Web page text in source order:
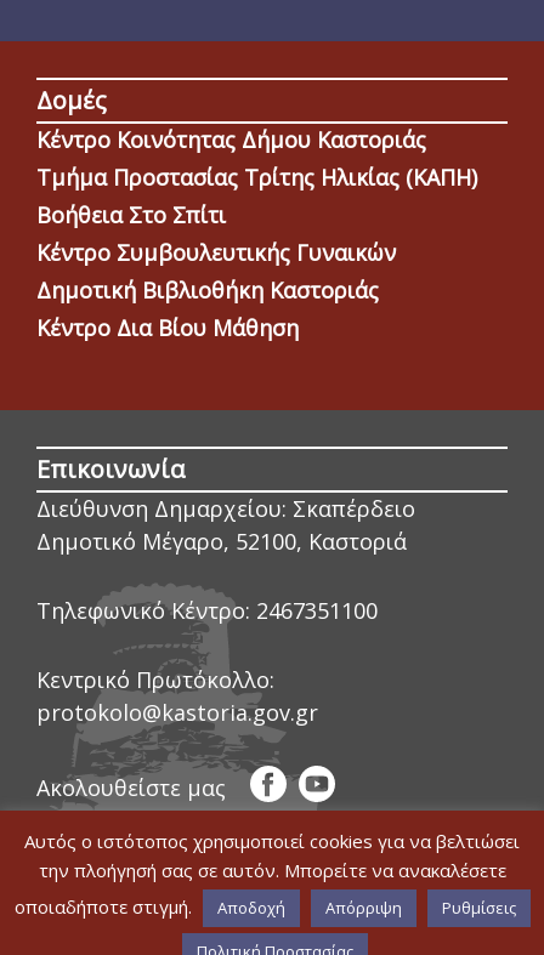
Δομές
Κέντρο Κοινότητας Δήμου Καστοριάς
Τμήμα Προστασίας Τρίτης Ηλικίας (ΚΑΠΗ)
Βοήθεια Στο Σπίτι
Κέντρο Συμβουλευτικής Γυναικών
Δημοτική Βιβλιοθήκη Καστοριάς
Κέντρο Δια Βίου Μάθηση
Επικοινωνία
Διεύθυνση Δημαρχείου: Σκαπέρδειο
Δημοτικό Μέγαρο, 52100, Καστοριά
Τηλεφωνικό Κέντρο: 2467351100
Κεντρικό Πρωτόκολλο:
protokolo@kastoria.gov.gr
Ακολουθείστε μας
© COPYRIGHT ΔΗΜΟΣ ΚΑΣΤΟΡΙΑΣ 2020
WEB DEVELOPMENT BY ΕΓΚΡΙΤΟΣ
GRAPHICS DESIGN BY CIRCUS
Δήλωση Προσβασιμότητας
Αυτός ο ιστότοπος χρησιμοποιεί cookies για να βελτιώσει
την πλοήγησή σας σε αυτόν. Μπορείτε να ανακαλέσετε
οποιαδήποτε στιγμή.
Αποδοχή Απόρριψη
Ρυθμίσεις